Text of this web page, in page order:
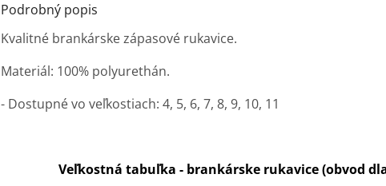
Podrobný popis
Kvalitné brankárske zápasové rukavice.
Materiál: 100% polyurethán.
- Dostupné vo veľkostiach: 4, 5, 6, 7, 8, 9, 10, 11
Veľkostná tabuľka - brankárske rukavice (obvod